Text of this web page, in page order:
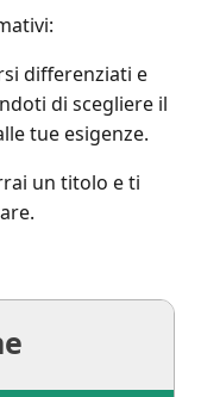
differenziati e
di scegliere il
tue esigenze.
un titolo e ti